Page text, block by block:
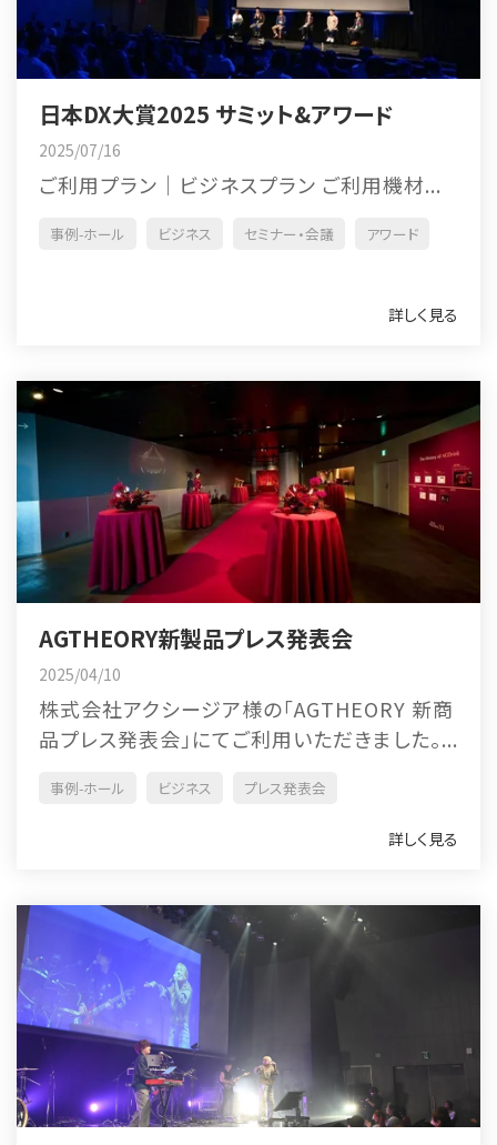
日本DX大賞2025 サミット&アワード
2025/07/16
ご利用プラン｜ビジネスプラン ご利用機材...
事例-ホール ビジネス セミナー・会議 アワード
詳しく見る
AGTHEORY新製品プレス発表会
2025/04/10
株式会社アクシージア様の「AGTHEORY 新商
品プレス発表会」にてご利用いただきました。...
事例-ホール ビジネス プレス発表会
詳しく見る